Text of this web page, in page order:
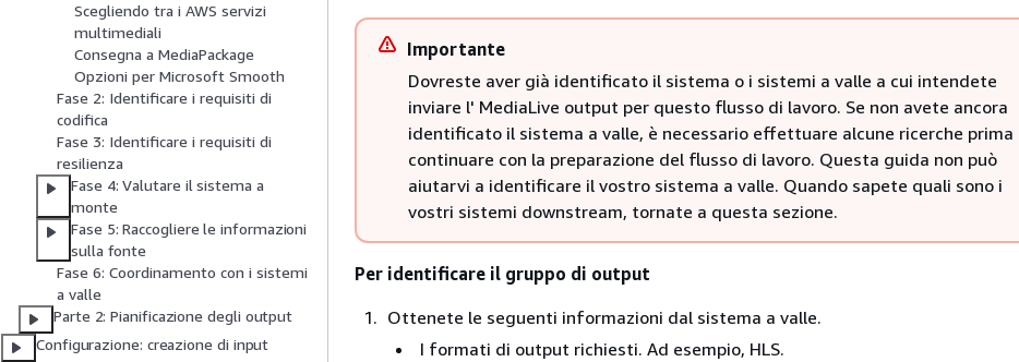
Scegliendo tra i AWS servizi
multimediali
Consegna a MediaPackage
Opzioni per Microsoft Smooth
Fase 2: Identificare i requisiti di
codifica
Fase 3: Identificare i requisiti di
resilienza
Fase 4: Valutare il sistema a
monte
Fase 5: Raccogliere le informazioni
sulla fonte
Fase 6: Coordinamento con i sistemi
a valle
Parte 2: Pianificazione degli output
Configurazione: creazione di input
Importante
Dovreste aver già identificato il sistema o i sistemi a valle a cui intendete
inviare l' MediaLive output per questo flusso di lavoro. Se non avete ancora
identificato il sistema a valle, è necessario effettuare alcune ricerche prima
continuare con la preparazione del flusso di lavoro. Questa guida non può
aiutarvi a identificare il vostro sistema a valle. Quando sapete quali sono i
vostri sistemi downstream, tornate a questa sezione.
Per identificare il gruppo di output
Ottenete le seguenti informazioni dal sistema a valle.
I formati di output richiesti. Ad esempio, HLS.